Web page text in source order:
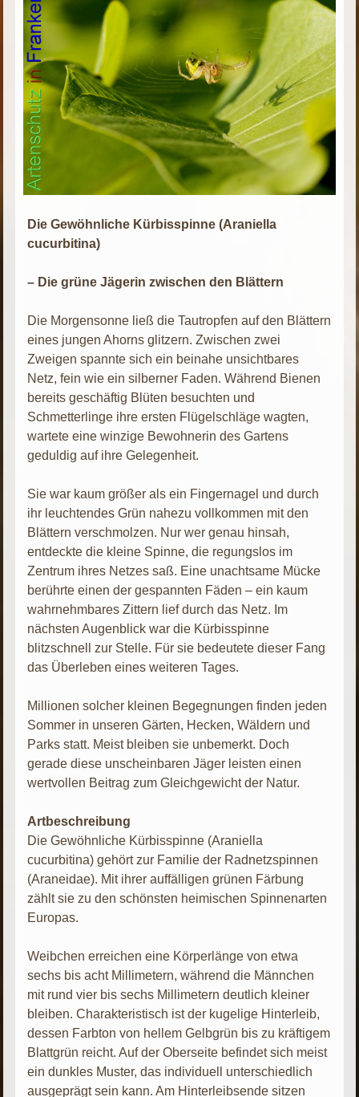
Die Gewöhnliche Kürbisspinne (Araniella
cucurbitina)
– Die grüne Jägerin zwischen den Blättern
Die Morgensonne ließ die Tautropfen auf den Blättern
eines jungen Ahorns glitzern. Zwischen zwei
Zweigen spannte sich ein beinahe unsichtbares
Netz, fein wie ein silberner Faden. Während Bienen
bereits geschäftig Blüten besuchten und
Schmetterlinge ihre ersten Flügelschläge wagten,
wartete eine winzige Bewohnerin des Gartens
geduldig auf ihre Gelegenheit.
Sie war kaum größer als ein Fingernagel und durch
ihr leuchtendes Grün nahezu vollkommen mit den
Blättern verschmolzen. Nur wer genau hinsah,
entdeckte die kleine Spinne, die regungslos im
Zentrum ihres Netzes saß. Eine unachtsame Mücke
berührte einen der gespannten Fäden – ein kaum
wahrnehmbares Zittern lief durch das Netz. Im
nächsten Augenblick war die Kürbisspinne
blitzschnell zur Stelle. Für sie bedeutete dieser Fang
das Überleben eines weiteren Tages.
Millionen solcher kleinen Begegnungen finden jeden
Sommer in unseren Gärten, Hecken, Wäldern und
Parks statt. Meist bleiben sie unbemerkt. Doch
gerade diese unscheinbaren Jäger leisten einen
wertvollen Beitrag zum Gleichgewicht der Natur.
Artbeschreibung
Die Gewöhnliche Kürbisspinne (Araniella
cucurbitina) gehört zur Familie der Radnetzspinnen
(Araneidae). Mit ihrer auffälligen grünen Färbung
zählt sie zu den schönsten heimischen Spinnenarten
Europas.
Weibchen erreichen eine Körperlänge von etwa
sechs bis acht Millimetern, während die Männchen
mit rund vier bis sechs Millimetern deutlich kleiner
bleiben. Charakteristisch ist der kugelige Hinterleib,
dessen Farbton von hellem Gelbgrün bis zu kräftigem
Blattgrün reicht. Auf der Oberseite befindet sich meist
ein dunkles Muster, das individuell unterschiedlich
ausgeprägt sein kann. Am Hinterleibsende sitzen